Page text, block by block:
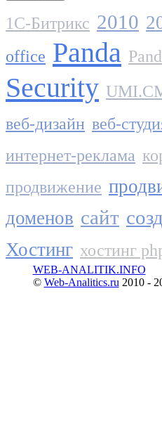
1C-Битрикс 2010
office Panda
Security
веб-дизайн веб-
интернет-реклама
продвижение
доменов сайт
Хостинг хостинг
WEB-ANALITIK.INFO
© Web-Analitics.ru 2010 -